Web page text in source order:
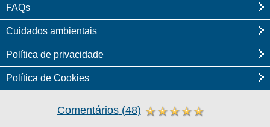
FAQs
Cuidados ambientais
Política de privacidade
Política de Cookies
Comentários(48)